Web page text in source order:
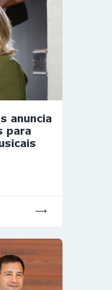
anuncia
para